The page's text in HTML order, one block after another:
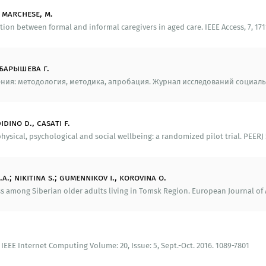
представителям старшего поколения,
рекомендации по повышению финансового
образования (правовое просвещение, компьютерная
исследования по выявлению факторов
исследования.
включения людей старшего возраста в
пожилых людей в региональный социум; по
потенциал для совершенствования социальной
стать основой для практических рекомендации,
степени реализации ресурсного потенциала
занятости по возрастным категориям (для людей
m.
formal and informal caregivers in aged care. IEEE Access, 7,
г.
методология, методика, апробация. Журнал исследований
d., casati f.
psychological and social wellbeing: a randomized pilot trial. PEERJ
nikitina s.; gumennikov i., korovina o.
Siberian older adults living in Tomsk Region. European Journal of
Internet Computing Volume: 20, Issue: 5, Sept.-Oct. 2016. 1089-7801